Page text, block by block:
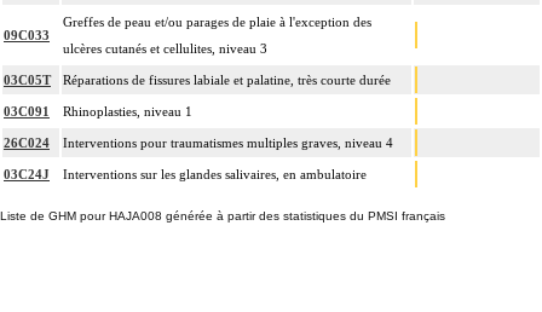
09C033
Greffes de peau et/ou parages de plaie à l'exception des
ulcères cutanés et cellulites, niveau 3
03C05T Réparations de fissures labiale et palatine, très courte durée
03C091 Rhinoplasties, niveau 1
26C024 Interventions pour traumatismes multiples graves, niveau 4
03C24J Interventions sur les glandes salivaires, en ambulatoire
Liste de GHM pour HAJA008 générée à partir des statistiques du PMSI français